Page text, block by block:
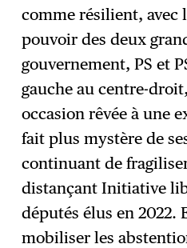
comme résilient, avec
pouvoir des deux
gouvernement, PS et
gauche au centre-
occasion rêvée à une
fait plus mystère de
continuant de
distançant Initiative
députés élus en 2022.
mobiliser les